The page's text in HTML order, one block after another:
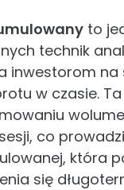
to
technik
inwestorom na
w czasie.
co
która
się